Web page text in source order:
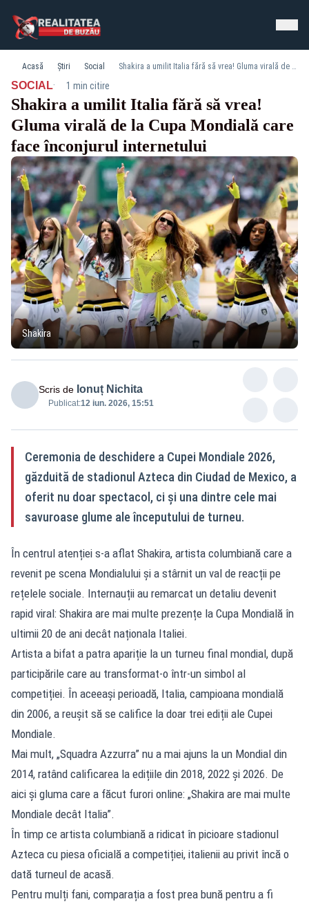
Acasă Știri Social Shakira a umilit Italia fără să vrea! Gluma virală de la Cupa Mondială care face înconjurul internetului
SOCIAL· 1 min citire
Shakira a umilit Italia fără să vrea!
Gluma virală de la Cupa Mondială care
face înconjurul internetului
Shakira
Scris de Ionuț Nichita
Publicat:12 iun. 2026, 15:51
Ceremonia de deschidere a Cupei Mondiale 2026,
găzduită de stadionul Azteca din Ciudad de Mexico, a
oferit nu doar spectacol, ci și una dintre cele mai
savuroase glume ale începutului de turneu.
În centrul atenției s-a aflat Shakira, artista columbiană care a
revenit pe scena Mondialului și a stârnit un val de reacții pe
rețelele sociale. Internauții au remarcat un detaliu devenit
rapid viral: Shakira are mai multe prezențe la Cupa Mondială în
ultimii 20 de ani decât naționala Italiei.
Artista a bifat a patra apariție la un turneu final mondial, după
participările care au transformat-o într-un simbol al
competiției. În aceeași perioadă, Italia, campioana mondială
din 2006, a reușit să se califice la doar trei ediții ale Cupei
Mondiale.
Mai mult, „Squadra Azzurra” nu a mai ajuns la un Mondial din
2014, ratând calificarea la edițiile din 2018, 2022 și 2026. De
aici și gluma care a făcut furori online: „Shakira are mai multe
Mondiale decât Italia”.
În timp ce artista columbiană a ridicat în picioare stadionul
Azteca cu piesa oficială a competiției, italienii au privit încă o
dată turneul de acasă.
Pentru mulți fani, comparația a fost prea bună pentru a fi